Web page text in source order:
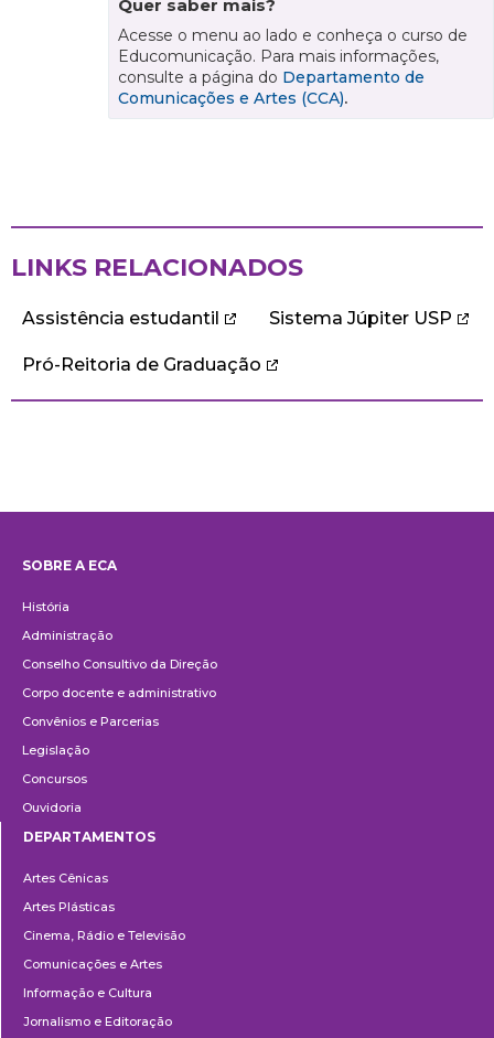
Quer saber mais?
Acesse o menu ao lado e conheça o curso de
Educomunicação. Para mais informações,
consulte a página do Departamento de
Comunicações e Artes (CCA).
LINKS RELACIONADOS
Assistência estudantil Sistema Júpiter USP
Pró-Reitoria de Graduação
SOBRE A ECA
História
Administração
Conselho Consultivo da Direção
Corpo docente e administrativo
Convênios e Parcerias
Legislação
Concursos
Ouvidoria
DEPARTAMENTOS
Artes Cênicas
Artes Plásticas
Cinema, Rádio e Televisão
Comunicações e Artes
Informação e Cultura
Jornalismo e Editoração